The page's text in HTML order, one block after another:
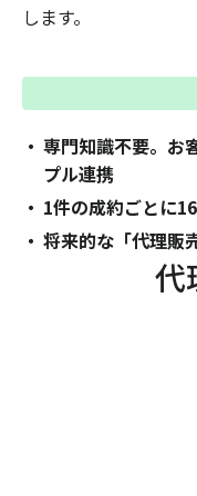
します。
専門知識不要。お
プル連携
1件の成約ごとに
将来的な「代理販
代